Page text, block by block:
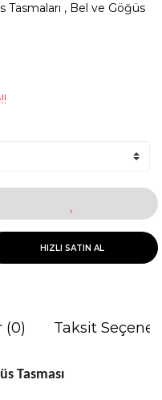
Tasmaları , Bel ve Göğüs
HIZLI SATIN AL
(0) Taksit
Tasması